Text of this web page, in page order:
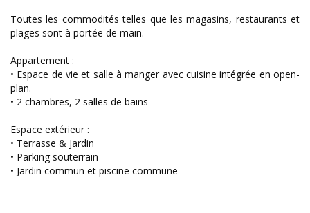
Toutes les commodités telles que les magasins, restaurants et
plages sont à portée de main.
Appartement :
• Espace de vie et salle à manger avec cuisine intégrée en open-
plan.
• 2 chambres, 2 salles de bains
Espace extérieur :
• Terrasse & Jardin
• Parking souterrain
• Jardin commun et piscine commune